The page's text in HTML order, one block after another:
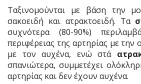
Ταξινομούνται με βάση την
σακοειδή και ατρακτοειδή. Tα
συχνότερα (80-90%)
περιφέρειας της αρτηρίας με την
με τον αυχένα, ενώ στά
σπανιώτερα, συμμετέχει
αρτηρίας και δεν έχουν αυχένα.